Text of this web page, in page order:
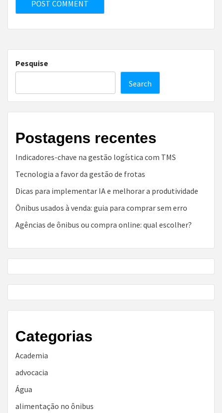
Pesquise
Search
Postagens recentes
Indicadores-chave na gestão logística com TMS
Tecnologia a favor da gestão de frotas
Dicas para implementar IA e melhorar a produtividade
Ônibus usados à venda: guia para comprar sem erro
Agências de ônibus ou compra online: qual escolher?
Categorias
Academia
advocacia
Água
alimentação no ônibus